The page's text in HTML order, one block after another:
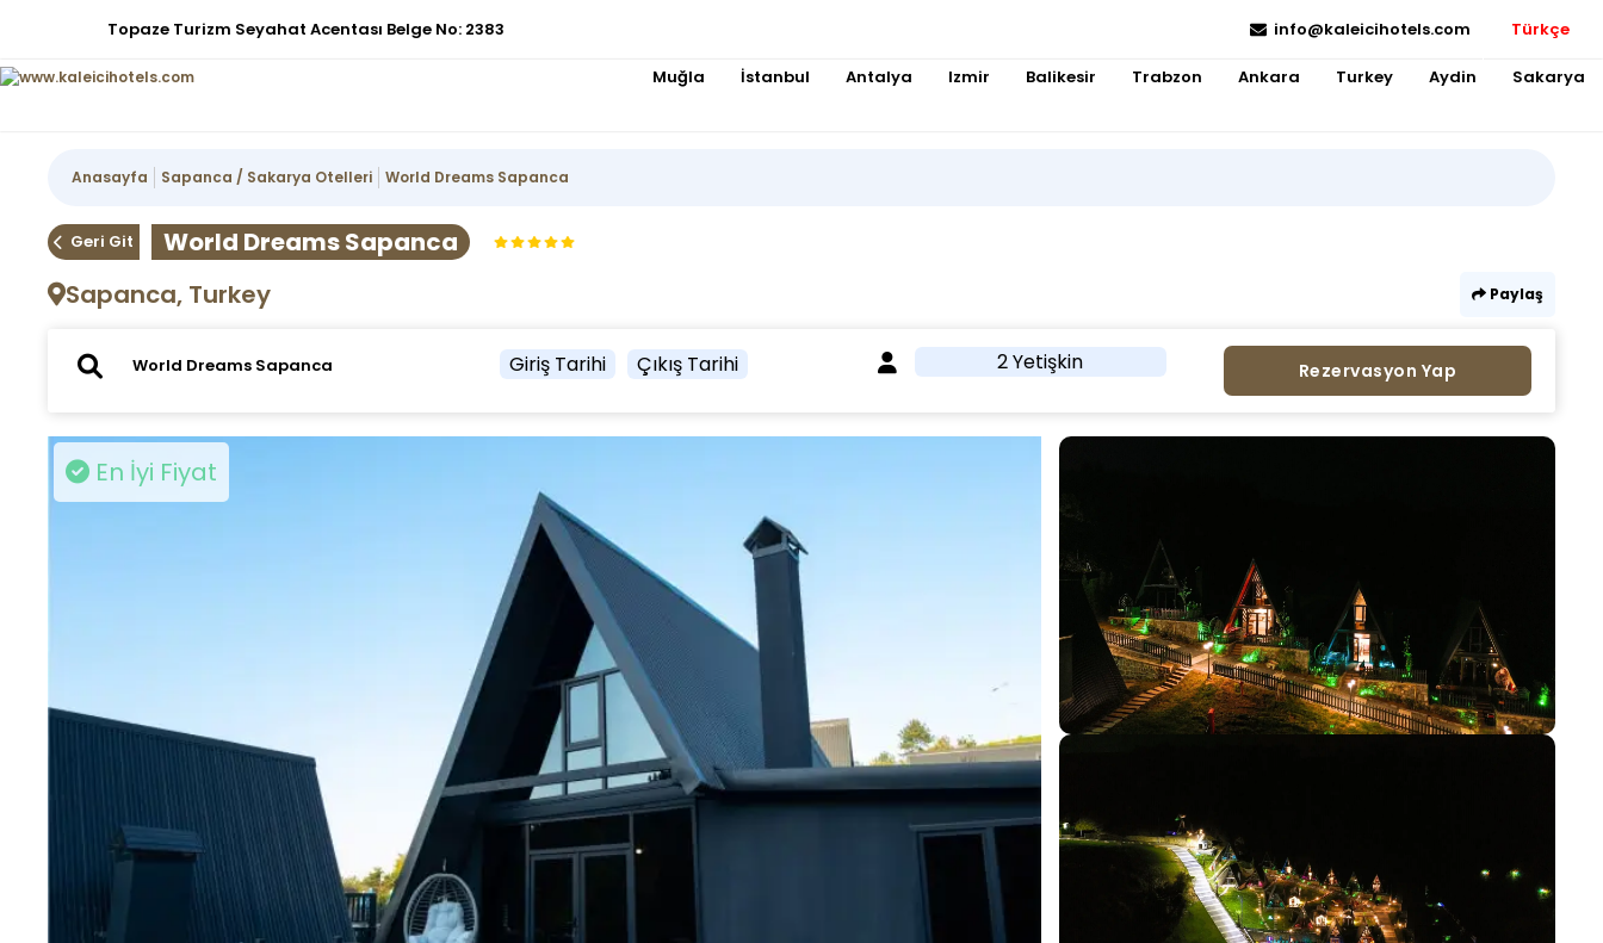
Topaze Turizm Seyahat Acentası Belge No: 2383 info@kaleicihotels.com Türkçe
Muğla İstanbul Antalya Izmir Balikesir Trabzon Ankara Turkey Aydin Sakarya
Anasayfa Sapanca / Sakarya Otelleri World Dreams Sapanca
Geri Git
World Dreams Sapanca
Sapanca, Turkey
Paylaş
Giriş Tarihi Çıkış Tarihi 2 Yetişkin Rezervasyon Yap
En İyi Fiyat